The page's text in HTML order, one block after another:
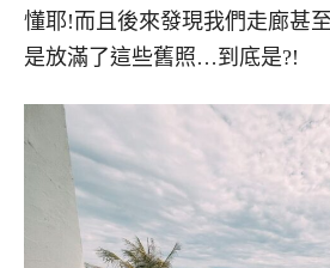
懂耶!而且後來發現我們走廊甚
是放滿了這些舊照…到底是?!